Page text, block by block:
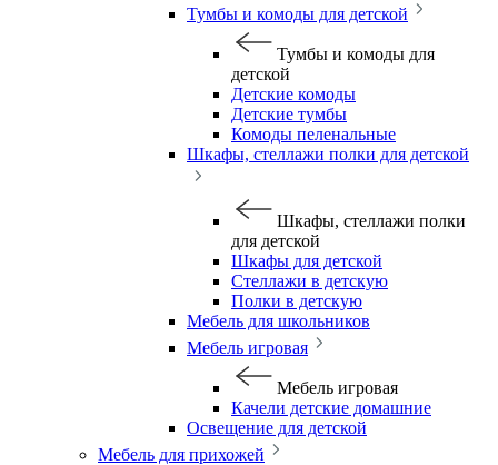
Тумбы и комоды для детской
Тумбы и комоды для
детской
Детские комоды
Детские тумбы
Комоды пеленальные
Шкафы, стеллажи полки для детской
Шкафы, стеллажи полки
для детской
Шкафы для детской
Стеллажи в детскую
Полки в детскую
Мебель для школьников
Мебель игровая
Мебель игровая
Качели детские домашние
Освещение для детской
Мебель для прихожей